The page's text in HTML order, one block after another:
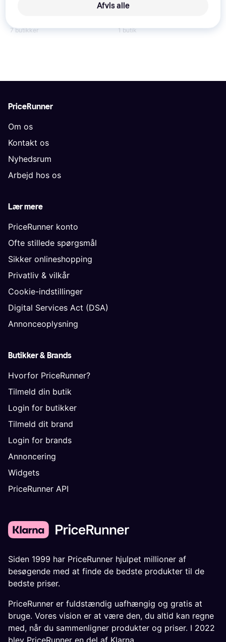
7 butikker
1 butik
PriceRunner
Om os
Kontakt os
Nyhedsrum
Arbejd hos os
Lær mere
PriceRunner konto
Ofte stillede spørgsmål
Sikker onlineshopping
Privatliv & vilkår
Cookie-indstillinger
Digital Services Act (DSA)
Annonceoplysning
Butikker & Brands
Hvorfor PriceRunner?
Tilmeld din butik
Login for butikker
Tilmeld dit brand
Login for brands
Annoncering
Widgets
PriceRunner API
Siden 1999 har PriceRunner hjulpet millioner af
besøgende med at finde de bedste produkter til de
bedste priser.
PriceRunner er fuldstændig uafhængig og gratis at
bruge. Vores vision er at være den, du altid kan regne
med, når du sammenligner produkter og priser. I 2022
blev PriceRunner en del af Klarna.
Afvis alle